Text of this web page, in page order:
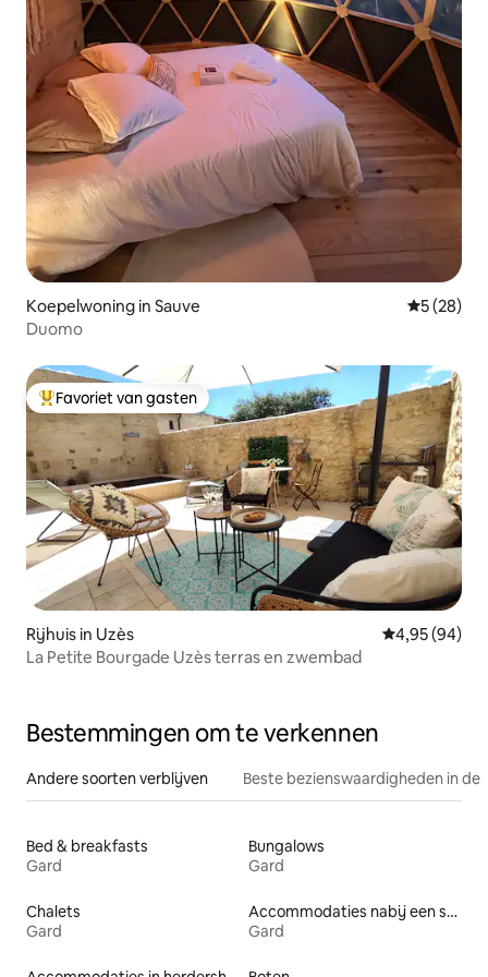
Koepelwoning in Sauve
5 (28)
Duomo
Topfavoriet van gasten
Favoriet van gasten
Rijhuis in Uzès Gemiddelde
4,95 (94)
La Petite Bourgade Uzès terras en zwembad
Bestemmingen om te verkennen
Andere soorten verblijven Beste bezienswaardigheden in de
Bed & breakfasts
Gard
Bungalows
Gard
Chalets
Gard
Accommodaties nabij een strand
Gard